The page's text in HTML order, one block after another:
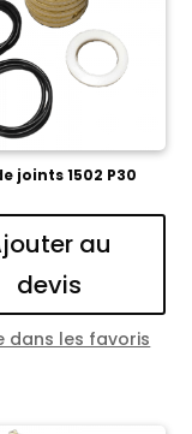
joints 1502 P30
au
devis
dans les favoris